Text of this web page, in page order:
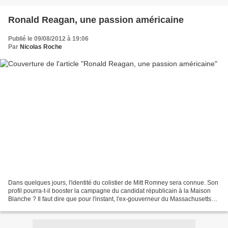
Ronald Reagan, une passion américaine
Publié le 09/08/2012 à 19:06
Par Nicolas Roche
Dans quelques jours, l'identité du colistier de Mitt Romney sera connue. Son
profil pourra-t-il booster la campagne du candidat républicain à la Maison
Blanche ? Il faut dire que pour l'instant, l'ex-gouverneur du Massachusetts